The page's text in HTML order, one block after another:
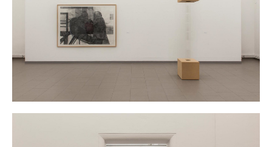
verweist die türkische Übersetzung „bugün burada –
heute hier“ auf die vielfältigen Verbindungen in
Richtung Bosporus und vice versa. Ausgehend von
einer Initiative des Vereins der Berliner Künstlerinnen
1867 e.V., dessen Archiv vor kurzem von der Akademie
der Künste übernommen wurde, eröffnet die
neue Sehweisen, schafft Netzwerke und Verbindungen
immer auch von Kunst von Künstlerinnen, nicht nur in